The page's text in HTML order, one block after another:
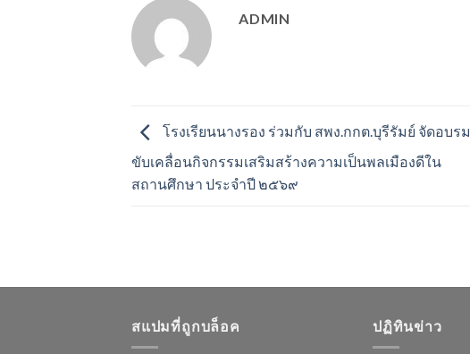
ADMIN
โรงเรียนนางรอง ร่วมกับ สพง.กกต.บุรีรัมย์ จัดอบรม
ขับเคลื่อนกิจกรรมเสริมสร้างความเป็นพลเมืองดีใน
สถานศึกษา ประจำปี ๒๕๖๙
สแปมที่ถูกบล็อค ปฏิทินข่าว